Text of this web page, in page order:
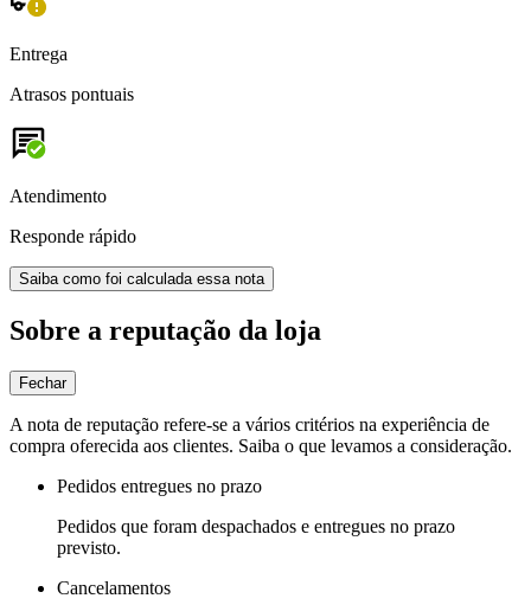
Entrega
Atrasos pontuais
Atendimento
Responde rápido
Saiba como foi calculada essa nota
Sobre a reputação da loja
Fechar
A nota de reputação refere-se a vários critérios na experiência de
compra oferecida aos clientes. Saiba o que levamos a consideração.
Pedidos entregues no prazo
Pedidos que foram despachados e entregues no prazo
previsto.
Cancelamentos